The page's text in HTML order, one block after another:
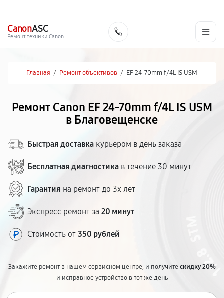
CanonASC
Ремонт техники Canon
Главная / Ремонт объективов / EF 24-70mm f/4L IS USM
Ремонт Canon EF 24-70mm f/4L IS USM
в Благовещенске
Быстрая доставка курьером в день заказа
Бесплатная диагностика в течение 30 минут
Гарантия на ремонт до 3х лет
Экспресс ремонт за 20 минут
Стоимость от 350 рублей
Закажите ремонт в нашем сервисном центре, и получитескидку 20%
и исправное устройство в тот же день